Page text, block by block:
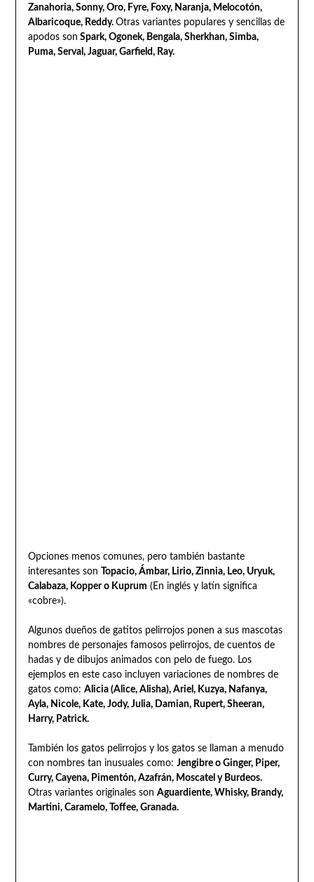
Zanahoria, Sonny, Oro, Fyre, Foxy, Naranja, Melocotón,
Albaricoque, Reddy. Otras variantes populares y sencillas de
apodos son Spark, Ogonek, Bengala, Sherkhan, Simba,
Puma, Serval, Jaguar, Garfield, Ray.
Opciones menos comunes, pero también bastante
interesantes son
Topacio, Ámbar, Lirio, Zinnia, Leo, Uryuk,
Calabaza, Kopper o Kuprum (En inglés y latín significa
«cobre»).
Algunos dueños de gatitos pelirrojos ponen a sus mascotas
nombres de personajes famosos pelirrojos, de cuentos de
hadas y de dibujos animados con pelo de fuego. Los
ejemplos en este caso incluyen variaciones de nombres de
gatos como: Alicia (Alice, Alisha), Ariel, Kuzya, Nafanya,
Ayla, Nicole, Kate, Jody, Julia, Damian, Rupert, Sheeran,
Harry, Patrick.
También los gatos pelirrojos y los gatos se llaman a menudo
con nombres tan inusuales como: Jengibre o Ginger, Piper,
Curry, Cayena, Pimentón, Azafrán, Moscatel y Burdeos.
Otras variantes originales son Aguardiente, Whisky, Brandy,
Martini, Caramelo, Toffee, Granada.